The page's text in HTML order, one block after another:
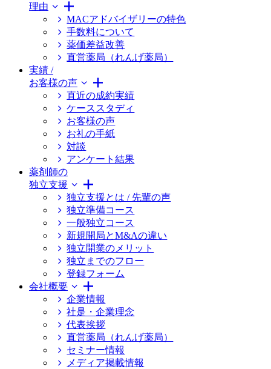
理由
MACアドバイザリーの特色
手数料について
薬価差益改善
直営薬局（れんげ薬局）
実績 /
お客様の声
直近の成約実績
ケーススタディ
お客様の声
お礼の手紙
対談
アンケート結果
薬剤師の
独立支援
独立支援とは / 先輩の声
独立準備コース
一般独立コース
新規開局とM&Aの違い
独立開業のメリット
独立までのフロー
登録フォーム
会社概要
企業情報
社是・企業理念
代表挨拶
直営薬局（れんげ薬局）
セミナー情報
メディア掲載情報